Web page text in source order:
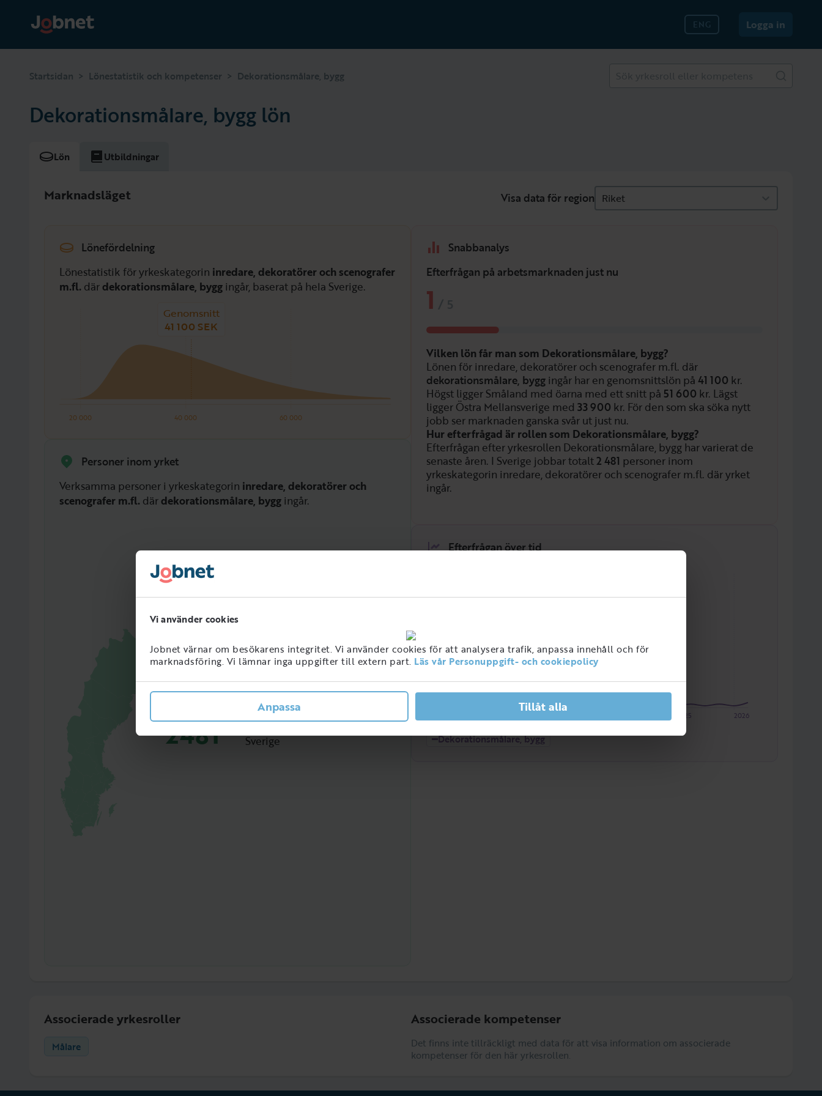
Vi använder cookies
Jobnet värnar om besökarens integritet. Vi använder cookies för att analysera trafik, anpassa innehåll och för
marknadsföring. Vi lämnar inga uppgifter till extern part. Läs vår Personuppgift- och cookiepolicy
Anpassa Tillåt alla
ENG Logga in
Startsidan > Lönestatistik och kompetenser > Dekorationsmålare, bygg
Dekorationsmålare, bygg lön
Lön Utbildningar
Marknadsläget Visa data för region Riket
Lönefördelning
Lönestatistik för yrkeskategorin inredare, dekoratörer och scenografer
m.fl. där dekorationsmålare, bygg ingår, baserat på hela Sverige.
20 000 40 000 60 000
Genomsnitt
41 100 SEK
Personer inom yrket
Verksamma personer i yrkeskategorin inredare, dekoratörer och
scenografer m.fl. där dekorationsmålare, bygg ingår.
2481
Sverige
Snabbanalys
Efterfrågan på arbetsmarknaden just nu
1
Vilken lön får man som Dekorationsmålare, bygg?
Lönen för inredare, dekoratörer och scenografer m.fl. där
dekorationsmålare, bygg ingår har en genomsnittslön på 41 100 kr.
Högst ligger Småland med öarna med ett snitt på 51 600 kr. Lägst
ligger Östra Mellansverige med 33 900 kr. För den som ska söka nytt
jobb ser marknaden ganska svår ut just nu.
Hur efterfrågad är rollen som Dekorationsmålare, bygg?
Efterfrågan efter yrkesrollen Dekorationsmålare, bygg har varierat de
senaste åren. I Sverige jobbar totalt2 481 personer inom
yrkeskategorin inredare, dekoratörer och scenografer m.fl. där yrket
ingår.
Efterfrågan över tid
2026
2025
Dekorationsmålare, bygg
Associerade yrkesroller
Målare
Associerade kompetenser
Det finns inte tillräckligt med data för att visa information om associerade
kompetenser för den här yrkesrollen.